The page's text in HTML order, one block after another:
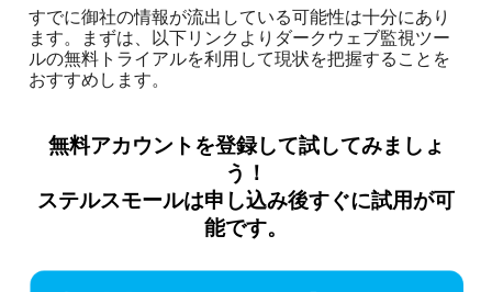
すでに御社の情報が流出している可能性は十分にあり
ます。まずは、以下リンクより ダークウェブ監視ツー
ルの無料トライアルを利用して現状を把握することを
おすすめします。
無料アカウントを登録して試してみましょ
う！
ステルスモールは申し込み後すぐに試用が可
能です。